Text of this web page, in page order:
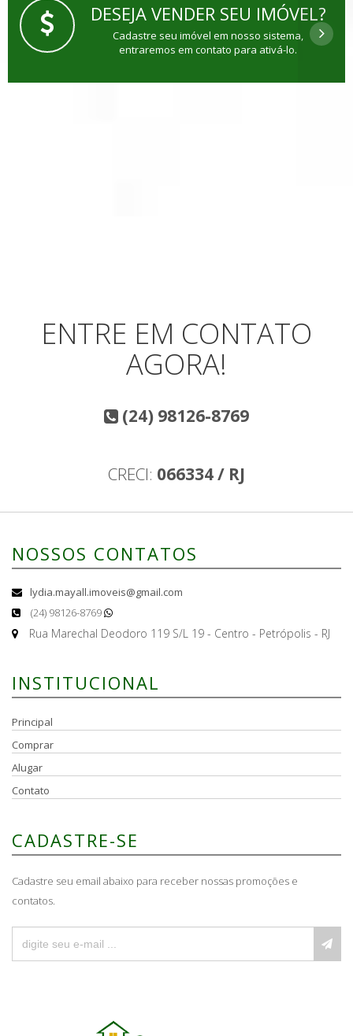
DESEJA VENDER SEU IMÓVEL?
Cadastre seu imóvel em nosso sistema,
entraremos em contato para ativá-lo.
ENTRE EM CONTATO
AGORA!
(24) 98126-8769
CRECI: 066334 / RJ
NOSSOS CONTATOS
lydia.mayall.imoveis@gmail.com
(24) 98126-8769
Rua Marechal Deodoro 119 S/L 19 - Centro - Petrópolis - RJ
INSTITUCIONAL
Principal
Comprar
Alugar
Contato
CADASTRE-SE
Cadastre seu email abaixo para receber nossas promoções e
contatos.